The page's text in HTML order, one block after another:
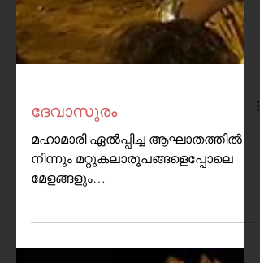
ദേവാസുരം